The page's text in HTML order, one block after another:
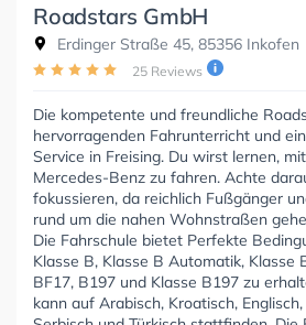
Roadstars GmbH
Erdinger Straße 45, 85356 Inkofen
25 Reviews
Die kompetente und freundliche
hervorragenden Fahrunterricht und
Service in Freising. Du wirst lernen,
Mercedes-Benz zu fahren. Achte
fokussieren, da reichlich Fußgänger
rund um die nahen Wohnstraßen
Die Fahrschule bietet Perfekte
Klasse B, Klasse B Automatik, Klasse
BF17, B197 und Klasse B197 zu
kann auf Arabisch, Kroatisch,